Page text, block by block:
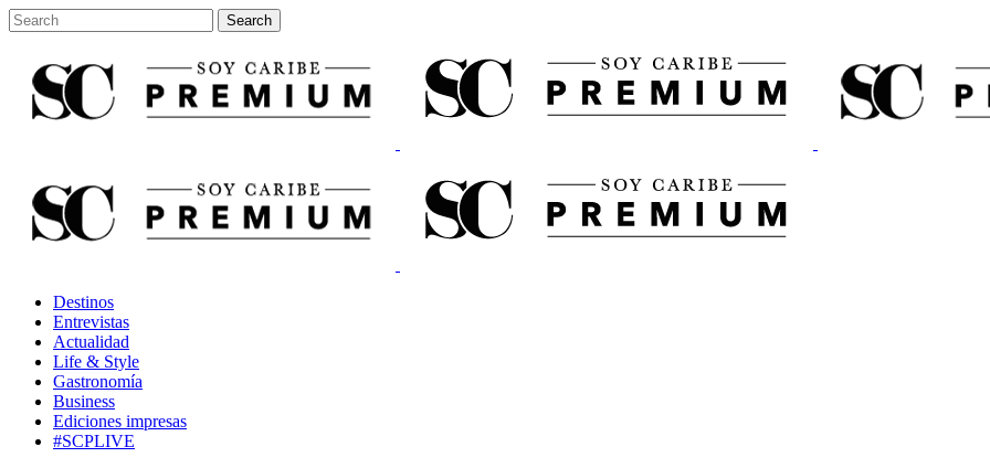
Destinos
Entrevistas
Actualidad
Life & Style
Gastronomía
Business
Ediciones impresas
#SCPLIVE